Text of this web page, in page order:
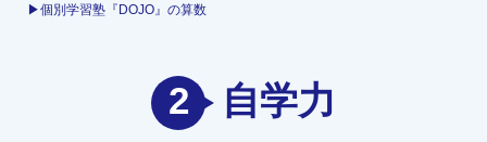
▶個別学習塾『DOJO』の算数
2 自学力